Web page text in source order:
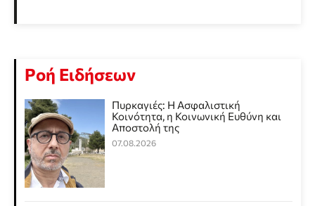
Ροή Ειδήσεων
Πυρκαγιές: Η Ασφαλιστική
Κοινότητα, η Κοινωνική Ευθύνη και
Αποστολή της
07.08.2026